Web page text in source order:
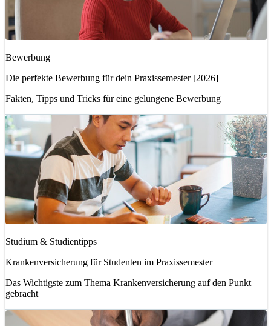
Bewerbung
Die perfekte Bewerbung für dein Praxissemester [2026]
Fakten, Tipps und Tricks für eine gelungene Bewerbung
Studium & Studientipps
Krankenversicherung für Studenten im Praxissemester
Das Wichtigste zum Thema Krankenversicherung auf den Punkt
gebracht